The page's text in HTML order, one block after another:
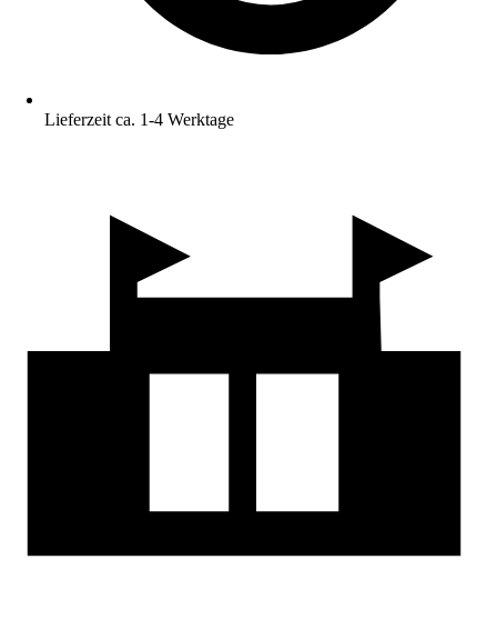
Lieferzeit ca. 1-4 Werktage